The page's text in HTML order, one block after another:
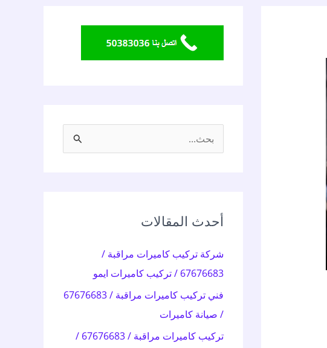
ث
ن
:
أحدث المقالات
شركة تركيب كاميرات مراقبة /
67676683 / تركيب كاميرات ايمو
فني تركيب كاميرات مراقبة / 67676683
/ صيانة كاميرات
تركيب كاميرات مراقبة / 67676683 /